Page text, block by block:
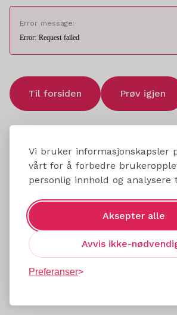
Vi bruker informasjonskapsler
vårt for å forbedre
personlig innhold og analysere
Aksepter alle
Avvis ikke-
Preferanser
Error message:
Error: Request failed
Til forsiden Prøv igjen